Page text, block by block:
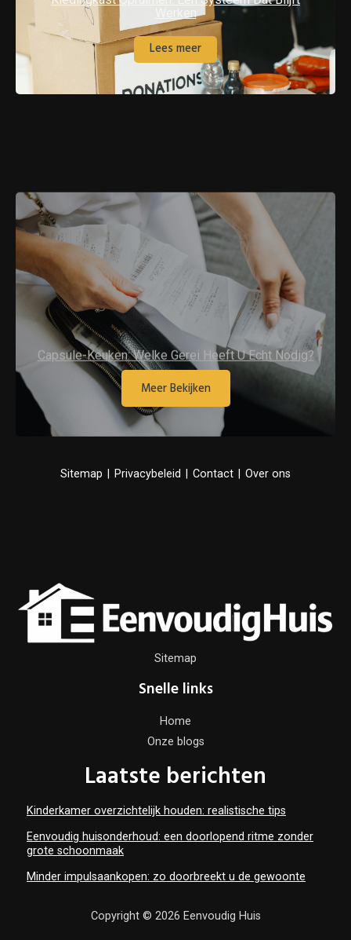
Lees meer
Capsule-Keuken: Welke Gerei Heeft U Echt Nodig?
Lees meer
Meer Bekijken
Sitemap Privacybeleid Contact Over ons
Sitemap
Snelle links
Home
Onze blogs
Laatste berichten
Kinderkamer overzichtelijk houden: realistische tips
Eenvoudig huisonderhoud: een doorlopend ritme zonder
grote schoonmaak
Minder impulsaankopen: zo doorbreekt u de gewoonte
Copyright © 2026 Eenvoudig Huis